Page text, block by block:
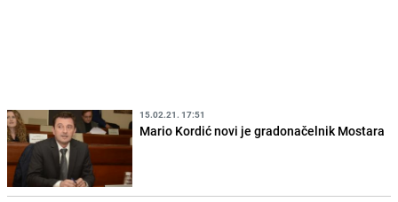
15.02.21. 17:51
Mario Kordić novi je gradonačelnik Mostara